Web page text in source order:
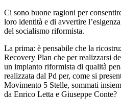
Ci sono buone ragioni per
loro identità e di avvertire
del socialismo riformista.
La prima: è pensabile che la
Recovery Plan che per realizzarsi
un impianto riformista di qualità
realizzata dal Pd per, come si
Movimento 5 Stelle, sommati
da Enrico Letta e Giuseppe Conte?